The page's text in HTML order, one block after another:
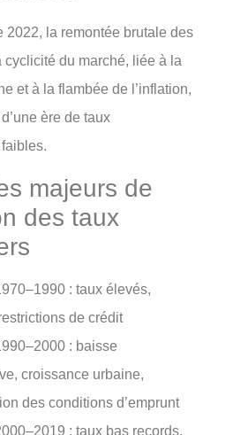
2022, la remontée brutale des
cyclicité du marché, liée à la
et à la flambée de l’inflation,
ère de taux
majeurs de
des taux
: taux élevés,
de crédit
: baisse
croissance urbaine,
des conditions d’emprunt
: taux bas records,